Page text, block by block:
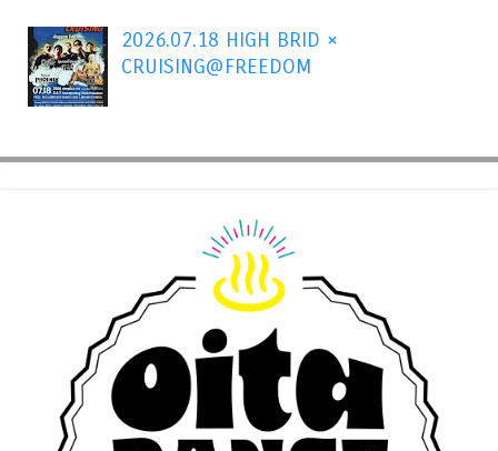
2026.07.18 HIGH BRID ×
CRUISING@FREEDOM